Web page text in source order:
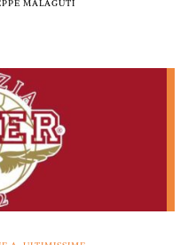
MALAGUTI